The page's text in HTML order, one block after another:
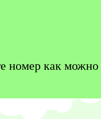
номер как можно